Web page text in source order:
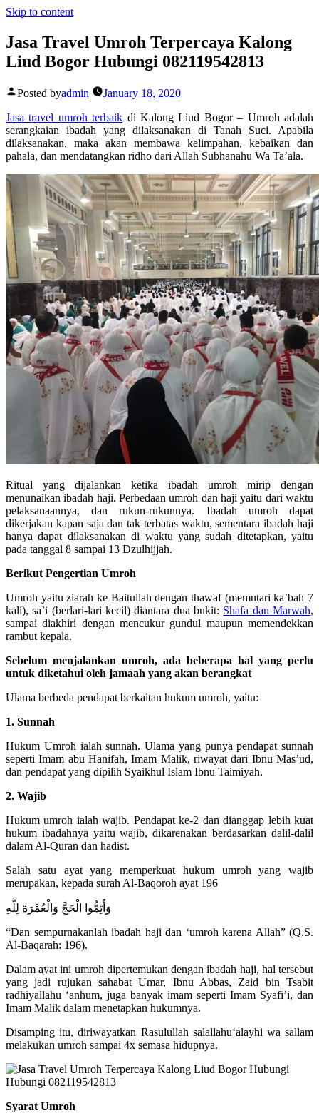
Skip to content
Jasa Travel Umroh Terpercaya Kalong
Liud Bogor Hubungi 082119542813
Posted byadmin
January 18, 2020
Jasa travel umroh terbaik di Kalong Liud Bogor – Umroh adalah
serangkaian ibadah yang dilaksanakan di Tanah Suci. Apabila
dilaksanakan, maka akan membawa kelimpahan, kebaikan dan
pahala, dan mendatangkan ridho dari Allah Subhanahu Wa Ta’ala.
Ritual yang dijalankan ketika ibadah umroh mirip dengan
menunaikan ibadah haji. Perbedaan umroh dan haji yaitu dari waktu
pelaksanaannya, dan rukun-rukunnya. Ibadah umroh dapat
dikerjakan kapan saja dan tak terbatas waktu, sementara ibadah haji
hanya dapat dilaksanakan di waktu yang sudah ditetapkan, yaitu
pada tanggal 8 sampai 13 Dzulhijjah.
Berikut Pengertian Umroh
Umroh yaitu ziarah ke Baitullah dengan thawaf (memutari ka’bah 7
kali), sa’i (berlari-lari kecil) diantara dua bukit: Shafa dan Marwah,
sampai diakhiri dengan mencukur gundul maupun memendekkan
rambut kepala.
Sebelum menjalankan umroh, ada beberapa hal yang perlu
untuk diketahui oleh jamaah yang akan berangkat
Ulama berbeda pendapat berkaitan hukum umroh, yaitu:
1. Sunnah
Hukum Umroh ialah sunnah. Ulama yang punya pendapat sunnah
seperti Imam abu Hanifah, Imam Malik, riwayat dari Ibnu Mas’ud,
dan pendapat yang dipilih Syaikhul Islam Ibnu Taimiyah.
2. Wajib
Hukum umroh ialah wajib. Pendapat ke-2 dan dianggap lebih kuat
hukum ibadahnya yaitu wajib, dikarenakan berdasarkan dalil-dalil
dalam Al-Quran dan hadist.
Salah satu ayat yang memperkuat hukum umroh yang wajib
merupakan, kepada surah Al-Baqoroh ayat 196
وَأَتِمُّوا الْحَجَّ وَالْعُمْرَةَ لِلَّهِ
“Dan sempurnakanlah ibadah haji dan ‘umroh karena Allah” (Q.S.
Al-Baqarah: 196).
Dalam ayat ini umroh dipertemukan dengan ibadah haji, hal tersebut
yang jadi rujukan sahabat Umar, Ibnu Abbas, Zaid bin Tsabit
radhiyallahu ‘anhum, juga banyak imam seperti Imam Syafi’i, dan
Imam Malik dalam menetapkan hukumnya.
Disamping itu, diriwayatkan Rasulullah salallahu‘alayhi wa sallam
melakukan umroh sampai 4x semasa hidupnya.
Syarat Umroh